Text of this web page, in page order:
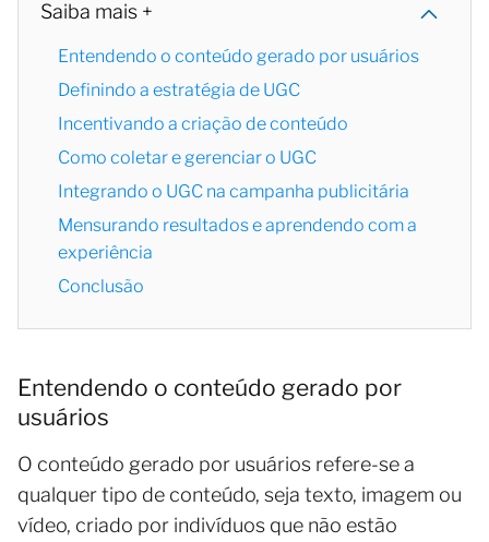
Saiba mais +
Entendendo o conteúdo gerado por usuários
Definindo a estratégia de UGC
Incentivando a criação de conteúdo
Como coletar e gerenciar o UGC
Integrando o UGC na campanha publicitária
Mensurando resultados e aprendendo com a
experiência
Conclusão
Entendendo o conteúdo gerado por
usuários
O conteúdo gerado por usuários refere-se a
qualquer tipo de conteúdo, seja texto, imagem ou
vídeo, criado por indivíduos que não estão